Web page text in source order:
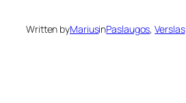
Written byMariusinPaslaugos, Verslas